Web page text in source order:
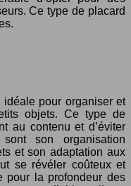
Ce type de placard
pour organiser et
objets. Ce type de
au contenu et d’éviter
sont son organisation
et son adaptation aux
se révéler coûteux et
pour la profondeur des